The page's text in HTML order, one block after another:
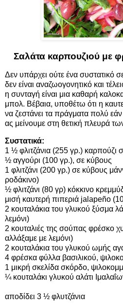
Σαλάτα καρπουζιού με
Δεν υπάρχει ούτε ένα συστατικό
δεν είναι αναζωογονητικό και
η συνταγή είναι μια καθαρή
μπολ. Βέβαια, υποθέτω ότι η
να ζεστάνει τα πράγματα πολύ εάν
ας μείνουμε στη θετική πλευρά
Συστατικά:
1 ½ φλιτζάνια (255 γρ.) καρπούζι
½ αγγούρι (100 γρ.), σε κύβους
1 φλιτζάνι (200 γρ.) σε κύβους
ροδάκινο)
½ φλιτζάνι (80 γρ) κόκκινο
μισή καυτερή πιπεριά jalapeño
2 κουταλάκια του γλυκού ξύσμα
λεμόνι)
2 κουταλιές της σούπας φρέσκο
αλλάξαμε με λεμόνι)
2 κουταλάκια του γλυκού ωμής
4 φρέσκα φύλλα βασιλικού,
1 μικρή σκελίδα σκόρδο,
¼ κουταλάκι γλυκού αλάτι
αποδίδει 3 ½ φλυτζάνια